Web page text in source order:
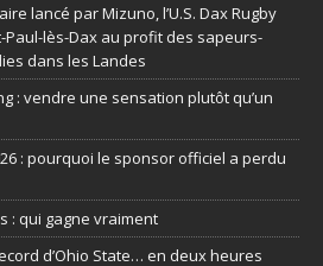
lancé par Mizuno, l’U.S. Dax Rugby
lès-Dax au profit des sapeurs-
dans les Landes
: vendre une sensation plutôt qu’un
: pourquoi le sponsor officiel a perdu
: qui gagne vraiment
d’Ohio State… en deux heures